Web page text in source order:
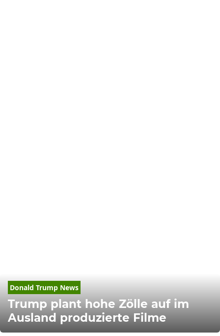
Donald Trump News
Trump plant hohe Zölle auf im
Ausland produzierte Filme